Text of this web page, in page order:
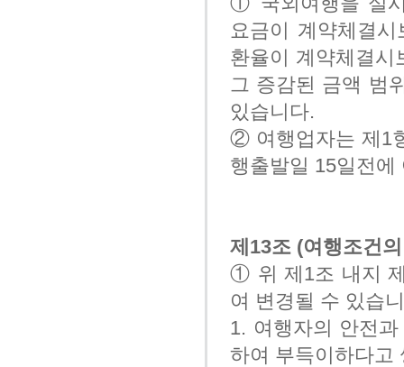
요금이 계약체결
환율이 계약체결
그 증감된 금액 범
있습니다.
② 여행업자는 제1
행출발일 15일전
제13조 (여행조건
① 위 제1조 내지
여 변경될 수 있습
1. 여행자의 안전
하여 부득이하다고